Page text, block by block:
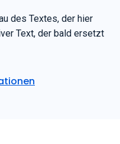
des Textes, der hier
Text, der bald ersetzt